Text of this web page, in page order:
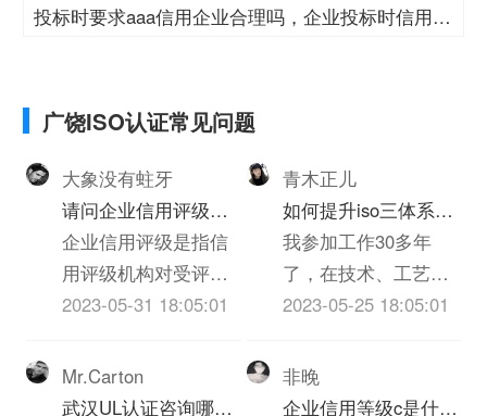
投标时要求aaa信用企业合理吗，企业投标时信用等
广饶ISO认证常见问题
大象没有蛀牙
请问企业信用评级的
标准是什么呢
企业信用评级是指信
用评级机构对受评企
业的产业、基础素
老师和外部支持等等
诸多方面进行的综合
2023-05-31 18:05:01
Mr.Carton
武汉UL认证咨询哪家
青木正儿
如何提升iso三体系认
证质量(个人对质量的
心得体会300字)
我参加工作30多年
了，在技术、工艺、
质检、实验员岗位上
重要，一下根据我的
经历和体会，谈谈我
2023-05-25 18:05:01
非晚
企业信用等级c是什么